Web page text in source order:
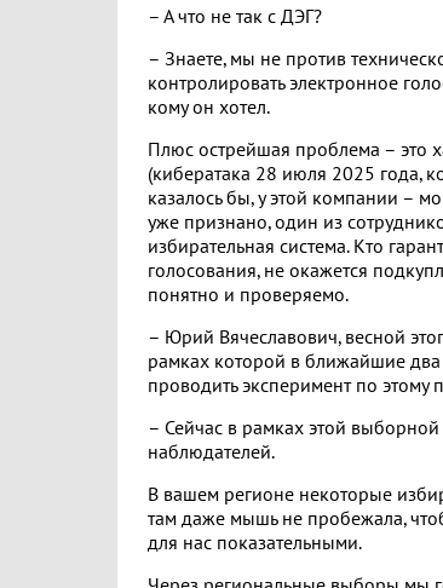
– А что не так с ДЭГ?
– Знаете, мы не против
контролировать электронное
кому он хотел.
Плюс острейшая проблема – это
(кибератака 28 июля 2025 года,
казалось бы, у этой компании –
уже признано, один из
избирательная система. Кто
голосования, не окажется
понятно и проверяемо.
– Юрий Вячеславович, весной
рамках которой в ближайшие
проводить эксперимент по этому
– Сейчас в рамках этой
наблюдателей.
В вашем регионе некоторые
там даже мышь не пробежала,
для нас показательными.